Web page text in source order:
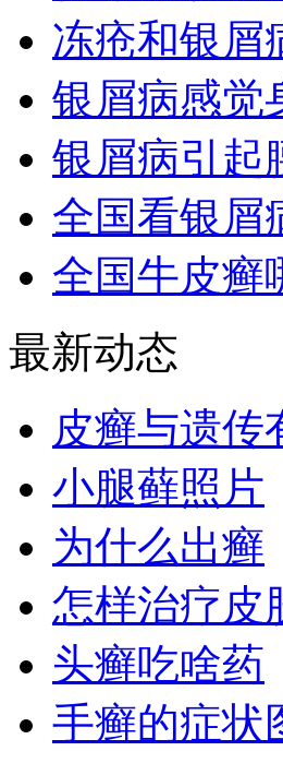
冻疮和银屑
银屑病感觉
银屑病引起
全国看银屑
全国牛皮癣
最新动态
皮癣与遗传
小腿藓照片
为什么出癣
怎样治疗皮
头癣吃啥药
手癣的症状